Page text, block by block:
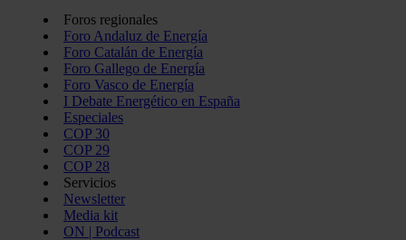
Foros regionales
Foro Andaluz de Energía
Foro Catalán de Energía
Foro Gallego de Energía
Foro Vasco de Energía
I Debate Energético en España
Especiales
COP 30
COP 29
COP 28
Servicios
Newsletter
Media kit
ON | Podcast